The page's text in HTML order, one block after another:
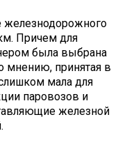
железнодорожного
Причем для
была выбрана
мнению, принятая в
мала для
паровозов и
железной